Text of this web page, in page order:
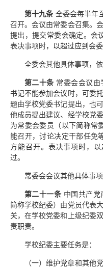
第十九条 全委会每半年
召开。会议由常委会召集。
提出，提交常委会确定。会
表决事项时，以超过应到会
全委会其他具体事项，
第二十条 常委会会议由
书记不能参加会议时，可委
题由学校党委书记提出，也
他成员提出建议、经学校党
为常委会委员（以下简称常
能召开，讨论决定干部任免
方能召开。表决事项时，
过。
常委会会议其他具体事
第二十一条 中国共产党
简称学校纪委）由党员代表
关，在学校党委和上级纪委
责职责。
学校纪委主要任务是：
（一）维护党章和其他